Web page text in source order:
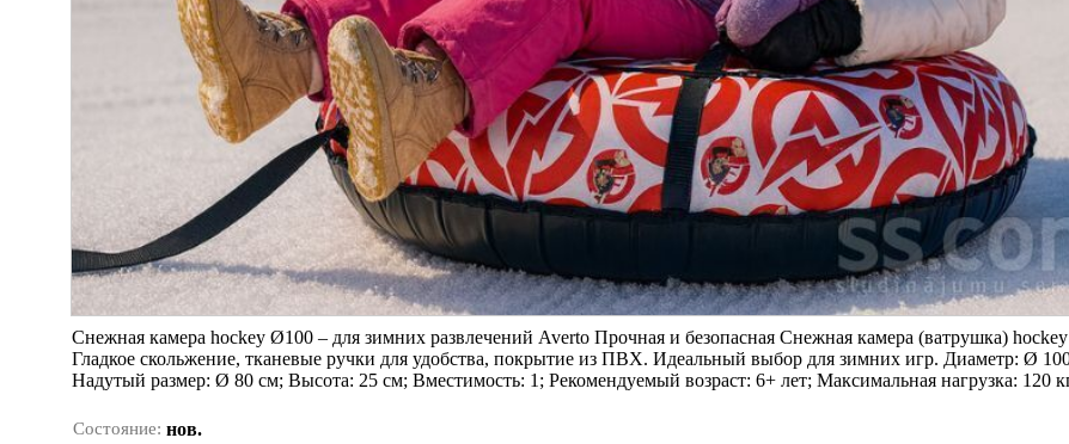
Снежная камера hockey Ø100 – для зимних развлечений Averto Прочная и безопасная Снежная камера (ватрушка)
Гладкое скольжение, тканевые ручки для удобства, покрытие из ПВХ. Идеальный выбор для зимних игр. Диаметр: Ø
Надутый размер: Ø 80 cм; Высота: 25 cм; Вместимость: 1; Рекомендуемый возраст: 6+ лет; Максимальная нагрузка: 120
Состояние: нов.